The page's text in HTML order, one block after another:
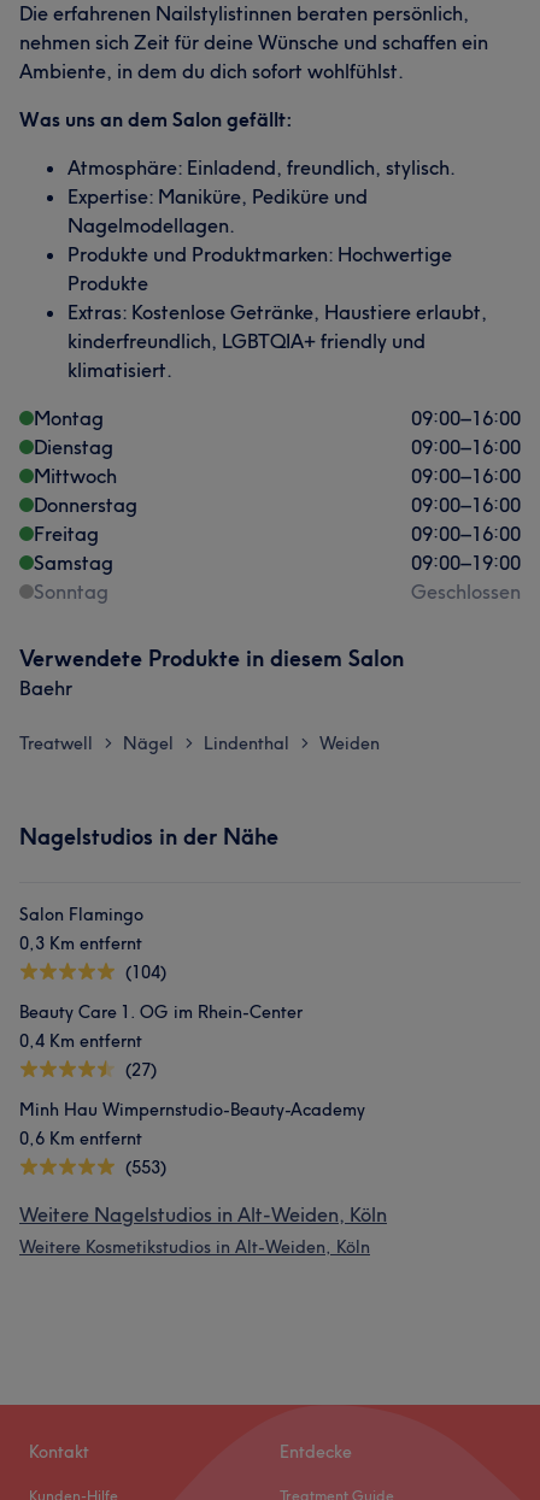
Die erfahrenen Nailstylistinnen beraten persönlich,
nehmen sich Zeit für deine Wünsche und schaffen ein
Ambiente, in dem du dich sofort wohlfühlst.
Was uns an dem Salon gefällt:
Atmosphäre: Einladend, freundlich, stylisch.
Expertise: Maniküre, Pediküre und
Nagelmodellagen.
Produkte und Produktmarken: Hochwertige
Produkte
Extras: Kostenlose Getränke, Haustiere erlaubt,
kinderfreundlich, LGBTQIA+ friendly und
klimatisiert.
Montag
09:00–16:00
Dienstag
09:00–16:00
Mittwoch
09:00–16:00
Donnerstag
09:00–16:00
Freitag
09:00–16:00
Samstag
09:00–19:00
Sonntag
Geschlossen
Verwendete Produkte in diesem Salon
Baehr
Treatwell > Nägel > Lindenthal > Weiden
Nagelstudios in der Nähe
Salon Flamingo
0,3 Km entfernt
(104)
Beauty Care 1. OG im Rhein-Center
0,4 Km entfernt
(27)
Minh Hau Wimpernstudio-Beauty-Academy
0,6 Km entfernt
(553)
Weitere Nagelstudios in Alt-Weiden, Köln
Weitere Kosmetikstudios in Alt-Weiden, Köln
Kontakt
Kunden-Hilfe
Entdecke
Treatment Guide